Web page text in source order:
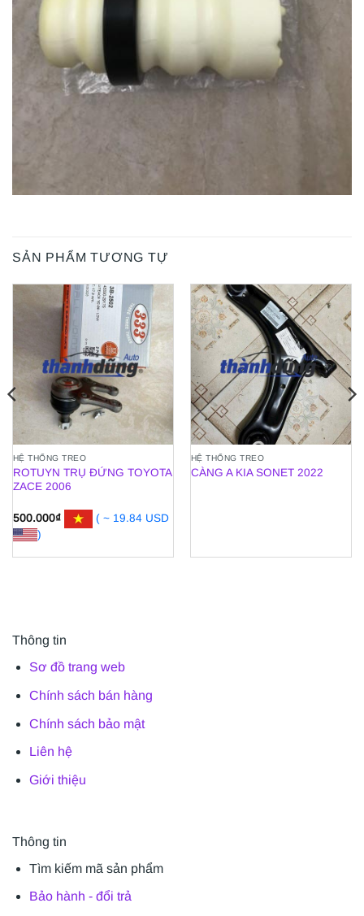
SẢN PHẨM TƯƠNG TỰ
HỆ THỐNG TREO
ROTUYN TRỤ ĐỨNG TOYOTA
ZACE 2006
500.000₫
( ~ 19.84 USD
)
HỆ THỐNG TREO
CÀNG A KIA SONET 2022
Thông tin
Sơ đồ trang web
Chính sách bán hàng
Chính sách bảo mật
Liên hệ
Giới thiệu
Thông tin
Tìm kiếm mã sản phẩm
Bảo hành - đổi trả